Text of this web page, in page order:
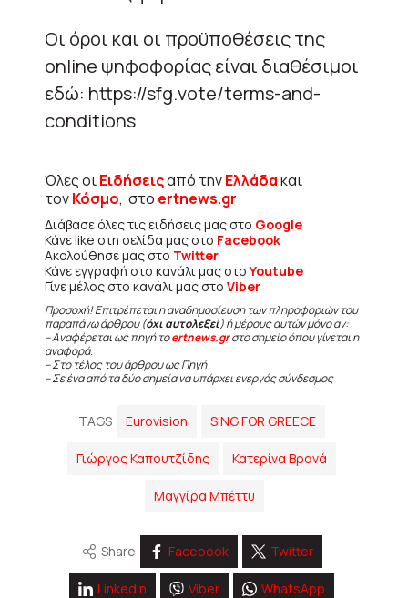
Οι όροι και οι προϋποθέσεις της
online ψηφοφορίας είναι διαθέσιμοι
εδώ: https://sfg.vote/terms-and-
conditions
Όλες οιΕιδήσειςαπό τηνΕλλάδακαι
τονΚόσμο, στο ertnews.gr
Διάβασε όλες τις ειδήσεις μας στο Google
Κάνε like στη σελίδα μας στο Facebook
Ακολούθησε μας στο Twitter
Κάνε εγγραφή στο κανάλι μας στοYoutube
Γίνε μέλος στο κανάλι μας στο Viber
Προσοχή! Επιτρέπεται η αναδημοσίευση των πληροφοριών του
παραπάνω άρθρου (όχι αυτολεξεί) ή μέρους αυτών μόνο αν:
– Αναφέρεται ως πηγή τοertnews.grστο σημείο όπου γίνεται η
αναφορά.
– Στο τέλος του άρθρου ως Πηγή
– Σε ένα από τα δύο σημεία να υπάρχει ενεργός σύνδεσμος
TAGS Eurovision SING FOR GREECE
Γιώργος Καπουτζίδης Κατερίνα Βρανά
Μαγγίρα Μπέττυ
Share Facebook Twitter
Linkedin Viber WhatsApp